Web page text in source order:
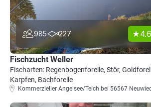
985 227 4.6
Fischzucht Weller
Fischarten: Regenbogenforelle, Stör,
Karpfen, Bachforelle
Kommerzieller Angelsee/Teich bei 56567 Neuwied